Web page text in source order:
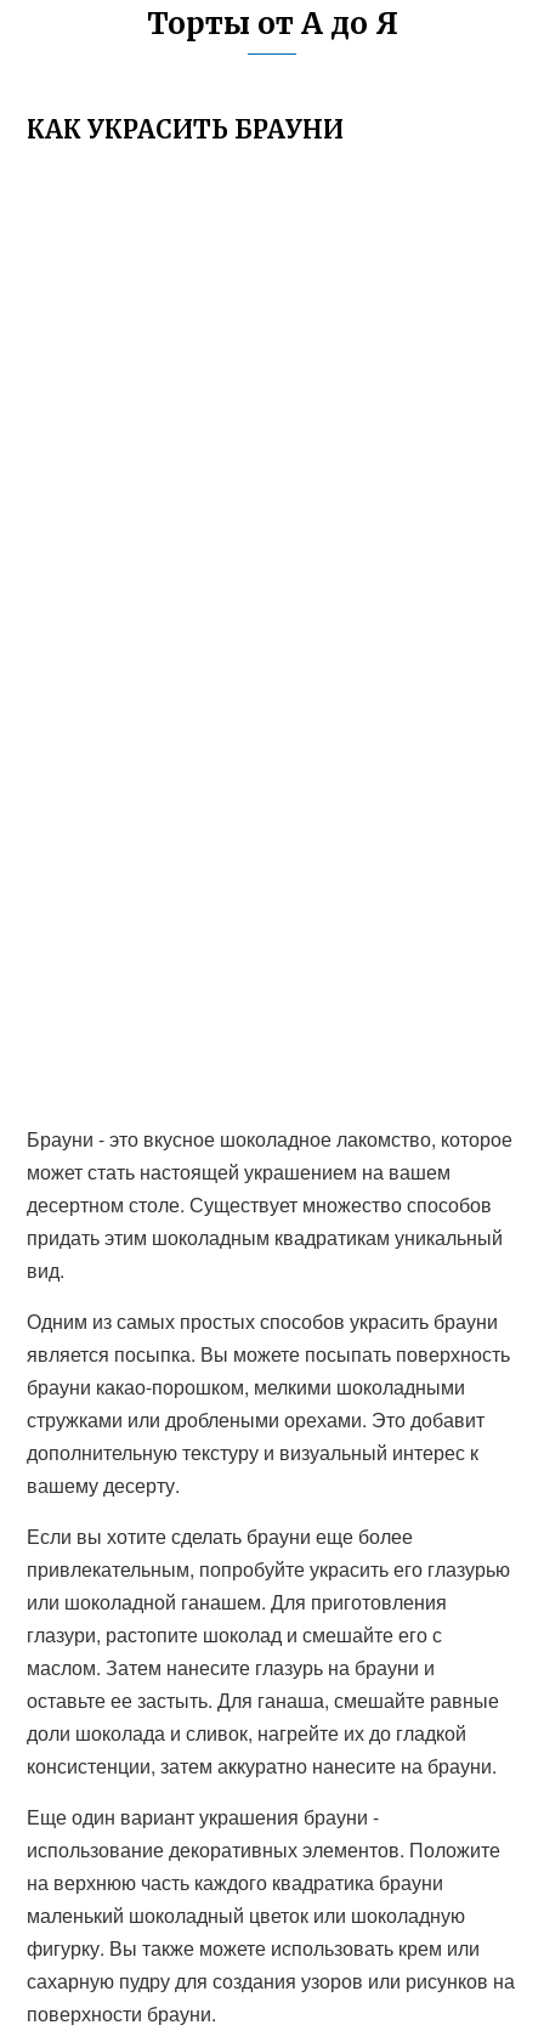
Торты от А до Я
КАК УКРАСИТЬ БРАУНИ
Брауни - это вкусное шоколадное лакомство, которое
может стать настоящей украшением на вашем
десертном столе. Существует множество способов
придать этим шоколадным квадратикам уникальный
вид.
Одним из самых простых способов украсить брауни
является посыпка. Вы можете посыпать поверхность
брауни какао-порошком, мелкими шоколадными
стружками или дроблеными орехами. Это добавит
дополнительную текстуру и визуальный интерес к
вашему десерту.
Если вы хотите сделать брауни еще более
привлекательным, попробуйте украсить его глазурью
или шоколадной ганашем. Для приготовления
глазури, растопите шоколад и смешайте его с
маслом. Затем нанесите глазурь на брауни и
оставьте ее застыть. Для ганаша, смешайте равные
доли шоколада и сливок, нагрейте их до гладкой
консистенции, затем аккуратно нанесите на брауни.
Еще один вариант украшения брауни -
использование декоративных элементов. Положите
на верхнюю часть каждого квадратика брауни
маленький шоколадный цветок или шоколадную
фигурку. Вы также можете использовать крем или
сахарную пудру для создания узоров или рисунков на
поверхности брауни.